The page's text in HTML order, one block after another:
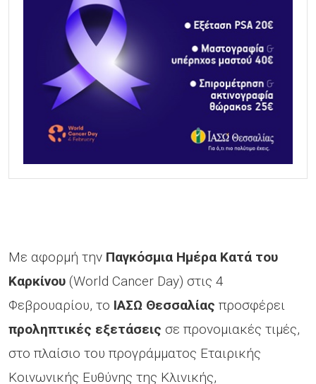
Με αφορμή την Παγκόσμια Ημέρα Κατά του
Καρκίνου (World Cancer Day) στις 4
Φεβρουαρίου, το ΙΑΣΩ Θεσσαλίας προσφέρει
προληπτικές εξετάσεις σε προνομιακές τιμές,
στο πλαίσιο του προγράμματος Εταιρικής
Κοινωνικής Ευθύνης της Κλινικής,